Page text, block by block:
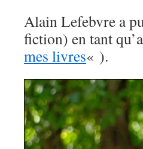
Alain Lefebvre a
fiction) en tant
mes livres« ).